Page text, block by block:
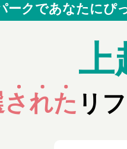
ークであなたにぴ
上
れた リ